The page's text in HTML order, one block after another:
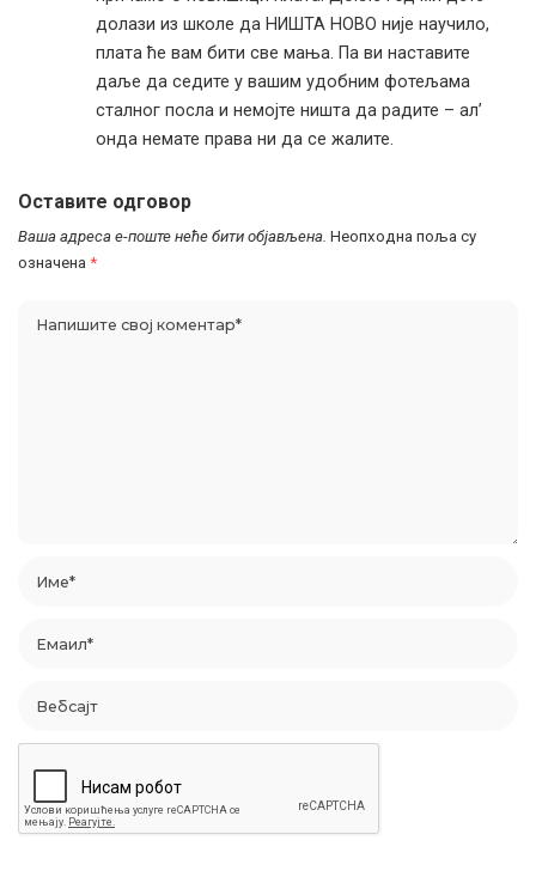
долази из школе да НИШТА НОВО није научило,
плата ће вам бити све мања. Па ви наставите
даље да седите у вашим удобним фотељама
сталног посла и немојте ништа да радите – ал’
онда немате права ни да се жалите.
Оставите одговор
Ваша адреса е-поште неће бити објављена. Неопходна поља су
означена *